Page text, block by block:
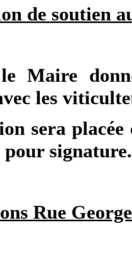
de soutien
Maire
les
sera
signature.
Rue